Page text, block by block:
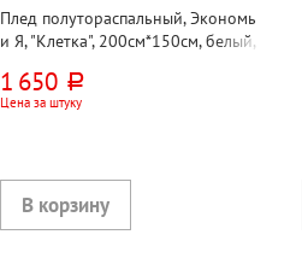
Плед полутораспальный, Экономь
и Я, "Клетка", 200см*150см, белый,
1 650 руб.
Цена за штуку